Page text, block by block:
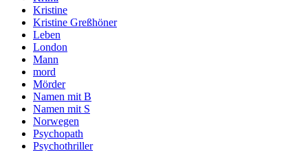
Kristine
Kristine Greßhöner
Leben
London
Mann
mord
Mörder
Namen mit B
Namen mit S
Norwegen
Psychopath
Psychothriller